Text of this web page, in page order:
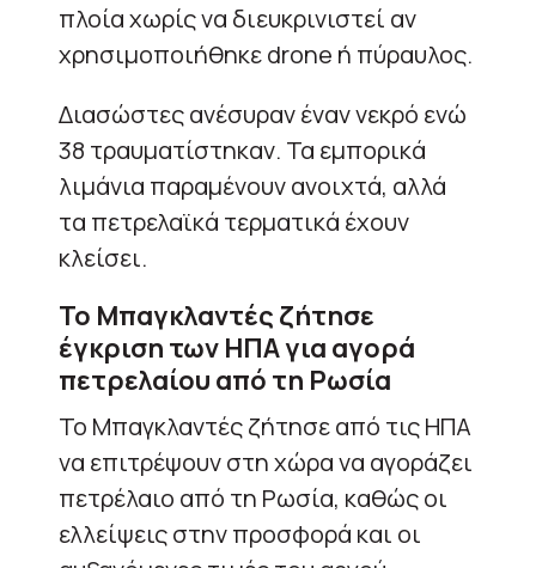
πλοία χωρίς να διευκρινιστεί αν
χρησιμοποιήθηκε drone ή πύραυλος.
Διασώστες ανέσυραν έναν νεκρό ενώ
38 τραυματίστηκαν. Τα εμπορικά
λιμάνια παραμένουν ανοιχτά, αλλά
τα πετρελαϊκά τερματικά έχουν
κλείσει.
Το Μπαγκλαντές ζήτησε
έγκριση των ΗΠΑ για αγορά
πετρελαίου από τη Ρωσία
Το Μπαγκλαντές ζήτησε από τις ΗΠΑ
να επιτρέψουν στη χώρα να αγοράζει
πετρέλαιο από τη Ρωσία, καθώς οι
ελλείψεις στην προσφορά και οι